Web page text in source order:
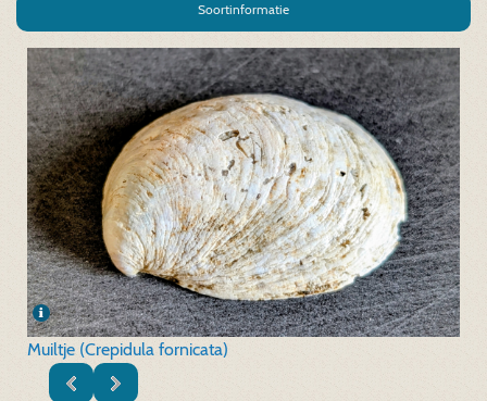
Soortinformatie
Muiltje (Crepidula fornicata)